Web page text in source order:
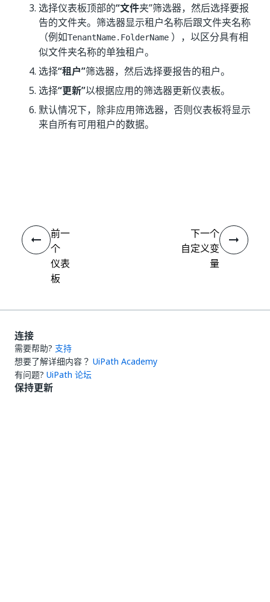
选择仪表板顶部的“文件夹”筛选器，然后选择要报
告的文件夹。筛选器显示租户名称后跟文件夹名称
（例如TenantName.FolderName ），以区分具有相
似文件夹名称的单独租户。
选择“租户”筛选器，然后选择要报告的租户。
选择“更新”以根据应用的筛选器更新仪表板。
默认情况下，除非应用筛选器，否则仪表板将显示
来自所有可用租户的数据。
前一
个
仪表
板
下一个
自定义变
量
连接
需要帮助? 支持
想要了解详细内容？ UiPath Academy
有问题? UiPath 论坛
保持更新